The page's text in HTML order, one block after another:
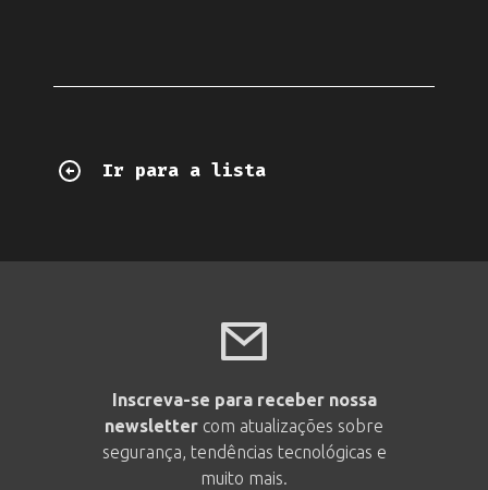
Ir para a lista
Inscreva-se para receber nossa
newsletter com atualizações sobre
segurança, tendências tecnológicas e
muito mais.